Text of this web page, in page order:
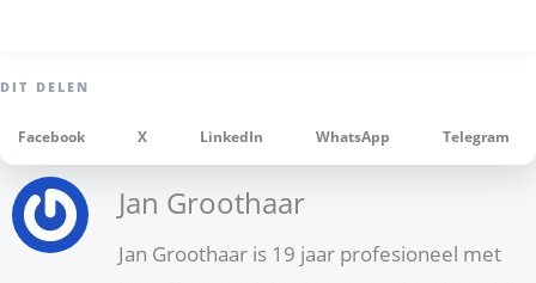
Facebook X LinkedIn WhatsApp Telegram
Jan Groothaar
Jan Groothaar is 19 jaar profesioneel met